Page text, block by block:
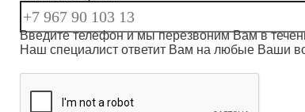
Введите телефон и мы перезвоним Вам в
Наш специалист ответит Вам на любые Ваши